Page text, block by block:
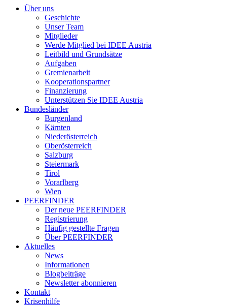
Über uns
Geschichte
Unser Team
Mitglieder
Werde Mitglied bei IDEE Austria
Leitbild und Grundsätze
Aufgaben
Gremienarbeit
Kooperationspartner
Finanzierung
Unterstützen Sie IDEE Austria
Bundesländer
Burgenland
Kärnten
Niederösterreich
Oberösterreich
Salzburg
Steiermark
Tirol
Vorarlberg
Wien
PEERFINDER
Der neue PEERFINDER
Registrierung
Häufig gestellte Fragen
Über PEERFINDER
Aktuelles
News
Informationen
Blogbeiträge
Newsletter abonnieren
Kontakt
Krisenhilfe